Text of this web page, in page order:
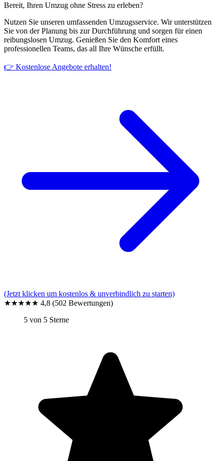
Bereit, Ihren Umzug ohne Stress zu erleben?
Nutzen Sie unseren umfassenden Umzugsservice. Wir unterstützen
Sie von der Planung bis zur Durchführung und sorgen für einen
reibungslosen Umzug. Genießen Sie den Komfort eines
professionellen Teams, das all Ihre Wünsche erfüllt.
👉 Kostenlose Angebote erhalten!
(Jetzt klicken um kostenlos & unverbindlich zu starten)
★★★★★ 4,8 (502 Bewertungen)
5 von 5 Sterne